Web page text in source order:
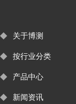
关于博测
按行业分类
产品中心
新闻资讯